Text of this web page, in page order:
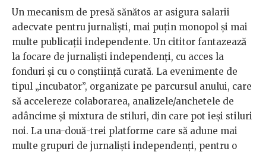
Un mecanism de presă sănătos ar asigura salarii
adecvate pentru jurnaliști, mai puțin monopol și mai
multe publicații independente. Un cititor fantazează
la focare de jurnaliști independenți, cu acces la
fonduri și cu o conștiință curată. La evenimente de
tipul „incubator”, organizate pe parcursul anului, care
să accelereze colaborarea, analizele/anchetele de
adâncime și mixtura de stiluri, din care pot ieși stiluri
noi. La una-două-trei platforme care să adune mai
multe grupuri de jurnaliști independenți, pentru o